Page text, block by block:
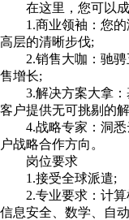
在这里，您可以成
1.商业领袖：您的
高层的清晰步伐;
2.销售大咖：驰骋
售增长;
3.解决方案大拿：
客户提供无可挑剔的
4.战略专家：洞悉
户战略合作方向。
岗位要求
1.接受全球派遣;
2.专业要求：计算
信息安全、数学、自